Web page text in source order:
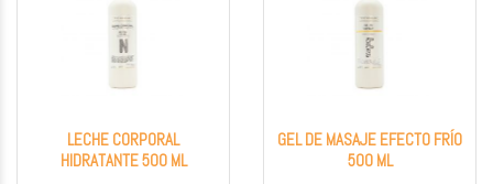
LECHE CORPORAL
HIDRATANTE 500 ML
GEL DE MASAJE EFECTO FRÍO
500 ML